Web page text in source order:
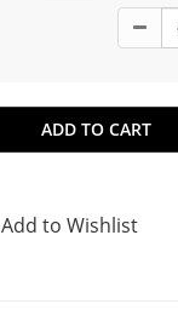
ADD TO CART
Add to Wishlist